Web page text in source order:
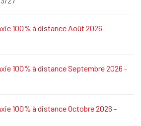
100% à distance Août 2026 -
100% à distance Septembre 2026 -
100% à distance Octobre 2026 -